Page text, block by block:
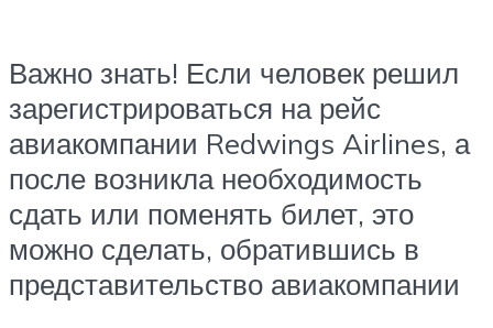
Важно знать! Если человек решил
зарегистрироваться на рейс
авиакомпании Redwings Airlines, а
после возникла необходимость
сдать или поменять билет, это
можно сделать, обратившись в
представительство авиакомпании